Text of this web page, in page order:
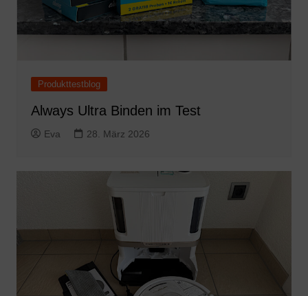
Produkttestblog
Always Ultra Binden im Test
Eva 28. März 2026